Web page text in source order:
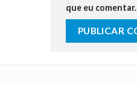
que eu comentar.